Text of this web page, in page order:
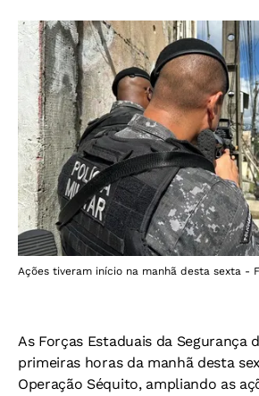
Ações tiveram início na manhã desta sexta -
As Forças Estaduais da Segurança
primeiras horas da manhã desta
Operação Séquito, ampliando as